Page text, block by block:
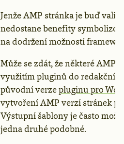
Jenže AMP stránka je buď
nedostane benefity
na dodržení možností
Může se zdát, že některé AMP
využitím pluginů do
původní verzepluginu pro
vytvoření AMP verzí stránek
Výstupní šablony je často
jedna druhé podobné.